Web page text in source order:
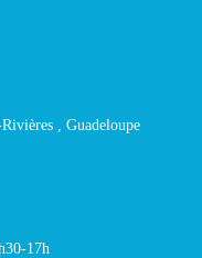
, Guadeloupe
17h